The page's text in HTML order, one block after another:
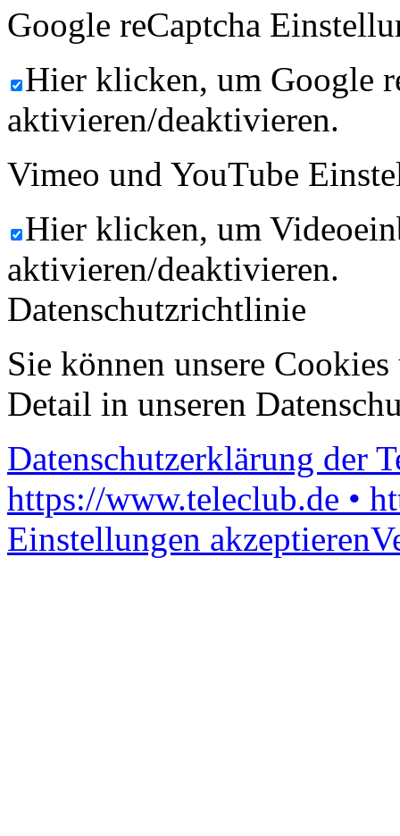
Google reCaptcha
Hier klicken, um Google
aktivieren/deaktivieren.
Vimeo und YouTube
Hier klicken, um
aktivieren/deaktivieren.
Datenschutzrichtlinie
Sie können unsere
Detail in unseren
Datenschutzerklärung der
https://www.teleclub.de •
Einstellungen akzeptieren